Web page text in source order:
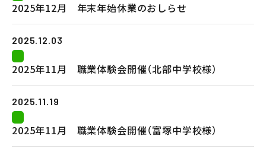
2025年12月 年末年始休業のおしらせ
2025.12.03
2025年11月 職業体験会開催（北部中学校様）
2025.11.19
2025年11月 職業体験会開催（富塚中学校様）